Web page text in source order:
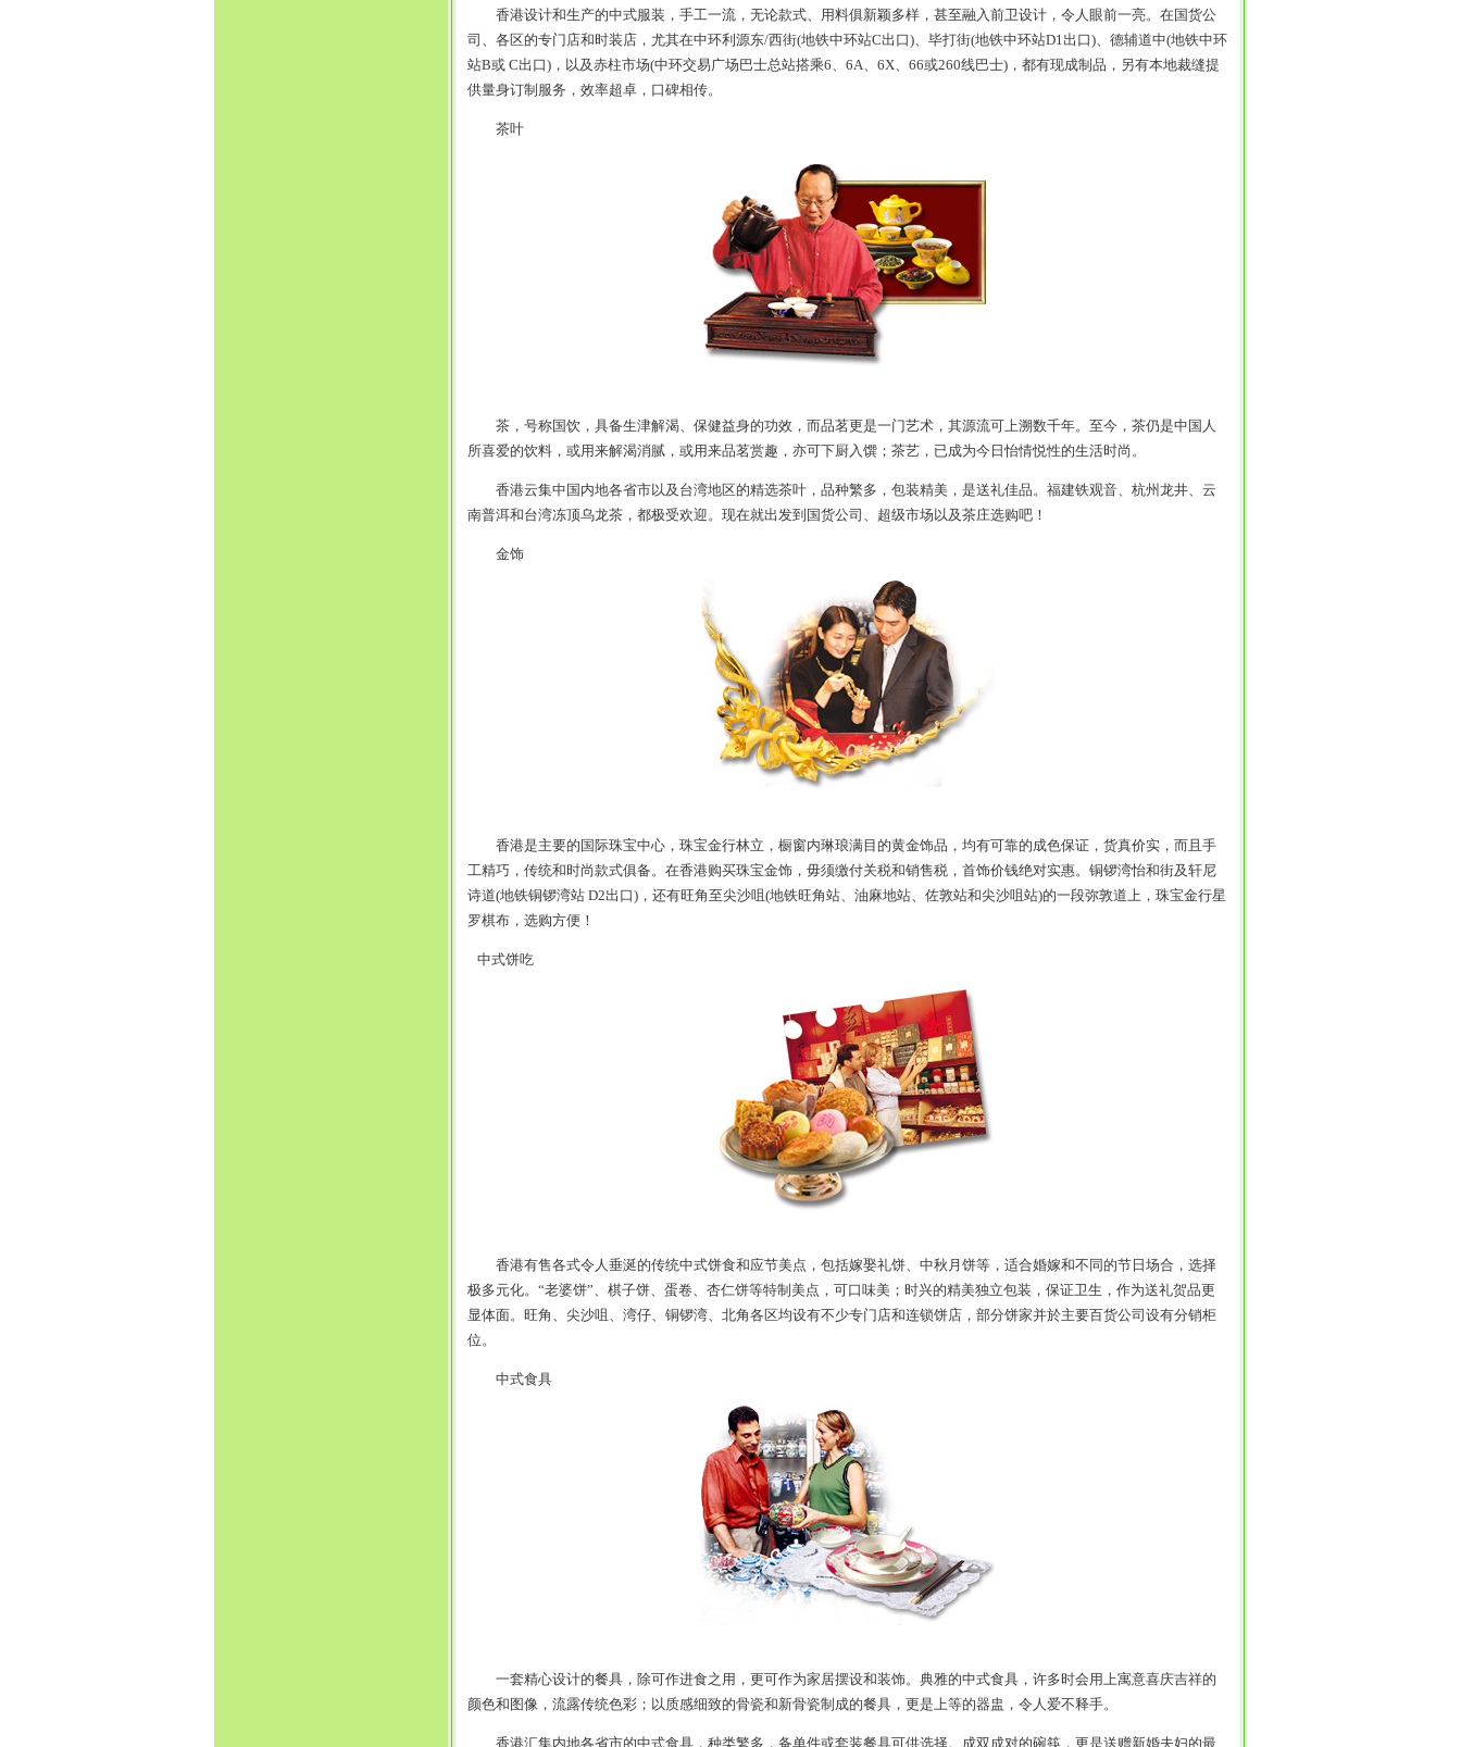
香港设计和生产的中式服装，手工一流，无论款式、用料俱新颖多样，甚至融入前卫设计，令人眼前一亮。在国货公
司、各区的专门店和时装店，尤其在中环利源东/西街(地铁中环站C出口)、毕打街(地铁中环站D1出口)、德辅道中(地铁中环
站B或 C出口)，以及赤柱市场(中环交易广场巴士总站搭乘6、6A、6X、66或260线巴士)，都有现成制品，另有本地裁缝提
供量身订制服务，效率超卓，口碑相传。
茶叶
茶，号称国饮，具备生津解渴、保健益身的功效，而品茗更是一门艺术，其源流可上溯数千年。至今，茶仍是中国人
所喜爱的饮料，或用来解渴消腻，或用来品茗赏趣，亦可下厨入馔；茶艺，已成为今日怡情悦性的生活时尚。
香港云集中国内地各省市以及台湾地区的精选茶叶，品种繁多，包装精美，是送礼佳品。福建铁观音、杭州龙井、云
南普洱和台湾冻顶乌龙茶，都极受欢迎。现在就出发到国货公司、超级市场以及茶庄选购吧！
金饰
香港是主要的国际珠宝中心，珠宝金行林立，橱窗内琳琅满目的黄金饰品，均有可靠的成色保证，货真价实，而且手
工精巧，传统和时尚款式俱备。在香港购买珠宝金饰，毋须缴付关税和销售税，首饰价钱绝对实惠。铜锣湾怡和街及轩尼
诗道(地铁铜锣湾站 D2出口)，还有旺角至尖沙咀(地铁旺角站、油麻地站、佐敦站和尖沙咀站)的一段弥敦道上，珠宝金行星
罗棋布，选购方便！
中式饼吃
香港有售各式令人垂涎的传统中式饼食和应节美点，包括嫁娶礼饼、中秋月饼等，适合婚嫁和不同的节日场合，选择
极多元化。“老婆饼”、棋子饼、蛋卷、杏仁饼等特制美点，可口味美；时兴的精美独立包装，保证卫生，作为送礼贺品更
显体面。旺角、尖沙咀、湾仔、铜锣湾、北角各区均设有不少专门店和连锁饼店，部分饼家并於主要百货公司设有分销柜
位。
中式食具
一套精心设计的餐具，除可作进食之用，更可作为家居摆设和装饰。典雅的中式食具，许多时会用上寓意喜庆吉祥的
颜色和图像，流露传统色彩；以质感细致的骨瓷和新骨瓷制成的餐具，更是上等的器盅，令人爱不释手。
香港汇集内地各省市的中式食具，种类繁多，备单件或套装餐具可供选择。成双成对的碗筷，更是送赠新婚夫妇的最